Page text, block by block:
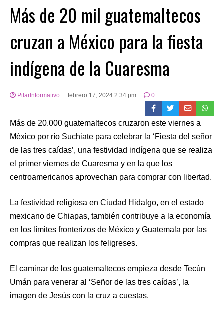
Más de 20 mil guatemaltecos
cruzan a México para la fiesta
indígena de la Cuaresma
PilarInformativo febrero 17, 2024 2:34 pm 0
Más de 20.000 guatemaltecos cruzaron este viernes a
México por río Suchiate para celebrar la ‘Fiesta del señor
de las tres caídas’, una festividad indígena que se realiza
el primer viernes de Cuaresma y en la que los
centroamericanos aprovechan para comprar con libertad.
La festividad religiosa en Ciudad Hidalgo, en el estado
mexicano de Chiapas, también contribuye a la economía
en los límites fronterizos de México y Guatemala por las
compras que realizan los feligreses.
El caminar de los guatemaltecos empieza desde Tecún
Umán para venerar al ‘Señor de las tres caídas’, la
imagen de Jesús con la cruz a cuestas.